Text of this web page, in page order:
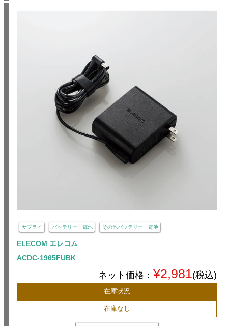
サプライ バッテリー・電池 その他バッテリー・電池
ELECOM エレコム
ACDC-1965FUBK
ネット価格： ¥2,981(税込)
在庫状況
在庫なし